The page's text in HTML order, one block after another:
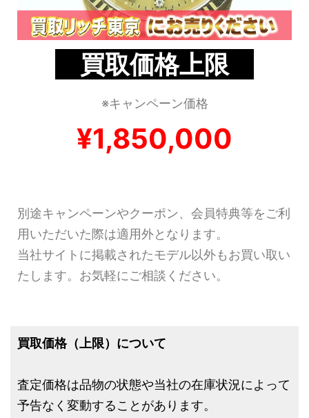
買取価格上限
※キャンペーン価格
¥1,850,000
別途キャンペーンやクーポン、会員特典等をご利
用いただいた際は適用外となります。
当社サイトに掲載されたモデル以外もお買い取い
たします。お気軽にご相談ください。
買取価格（上限）について
査定価格は品物の状態や当社の在庫状況によって
予告なく変動することがあります。